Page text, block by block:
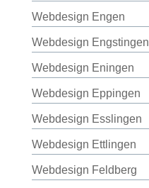
Webdesign Engen
Webdesign Engstingen
Webdesign Eningen
Webdesign Eppingen
Webdesign Esslingen
Webdesign Ettlingen
Webdesign Feldberg